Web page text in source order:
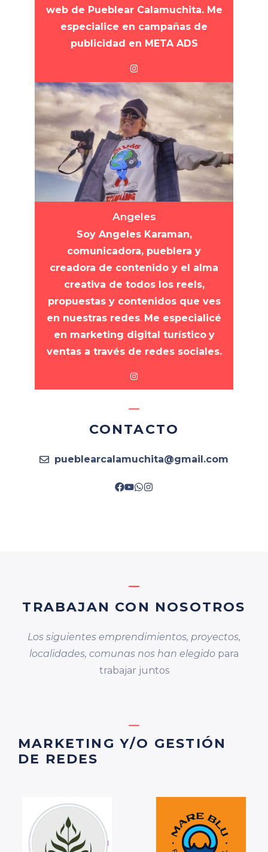
web de Pueblear Calamuchita. Me
especialice en campañas de
publicidad en META ADS
Angeles
Soy Angeles Karaman,
comunicadora, pueblera y
creadora de contenido y el alma
creativa de todos los reels,
propuestas y contenidos que ves
en nuestras redes. Me especialicé
en marketing digital turístico y
ventas a través de redes sociales.
CONTACTO
pueblearcalamuchita@gmail.com
TRABAJAN CON NOSOTROS
Los siguientes emprendimientos, proyectos,
localidades, comunas nos han elegido para
trabajar juntos
MARKETING Y/O GESTIÓN
DE REDES